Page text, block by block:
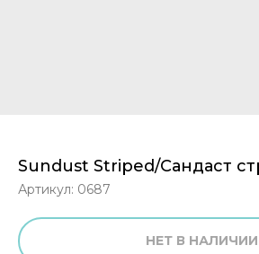
Sundust Striped/Сандаст
Артикул: 0687
НЕТ В НАЛИЧИИ